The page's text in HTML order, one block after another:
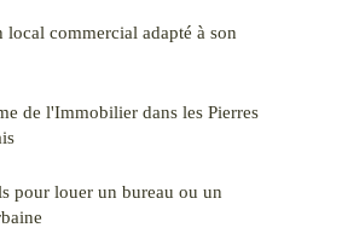
commercial adapté à son
de l'Immobilier dans les Pierres
pour louer un bureau ou un